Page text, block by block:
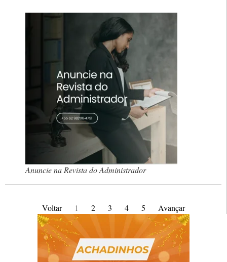
Anuncie na Revista do Administrador
Voltar 1 2 3 4 5 Avançar